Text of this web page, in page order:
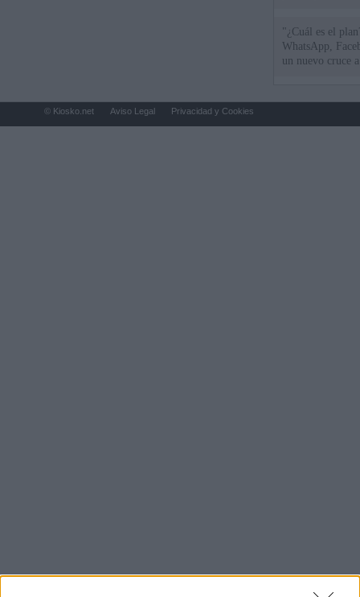
"¿Cuál es el
WhatsApp,
un nuevo cruce
© Kiosko.net Aviso Legal Privacidad y Cookies